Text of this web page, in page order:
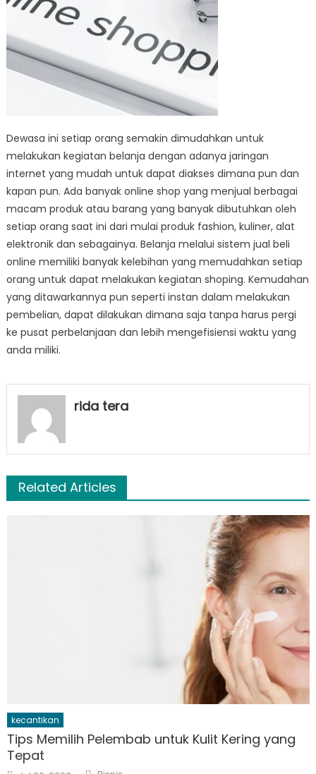
Dewasa ini setiap orang semakin dimudahkan untuk
melakukan kegiatan belanja dengan adanya jaringan
internet yang mudah untuk dapat diakses dimana pun dan
kapan pun. Ada banyak online shop yang menjual berbagai
macam produk atau barang yang banyak dibutuhkan oleh
setiap orang saat ini dari mulai produk fashion, kuliner, alat
elektronik dan sebagainya. Belanja melalui sistem jual beli
online memiliki banyak kelebihan yang memudahkan setiap
orang untuk dapat melakukan kegiatan shoping. Kemudahan
yang ditawarkannya pun seperti instan dalam melakukan
pembelian, dapat dilakukan dimana saja tanpa harus pergi
ke pusat perbelanjaan dan lebih mengefisiensi waktu yang
anda miliki.
rida tera
Related Articles
kecantikan
Tips Memilih Pelembab untuk Kulit Kering yang
Tepat
Author